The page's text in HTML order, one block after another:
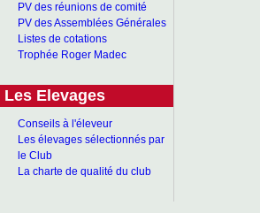
PV des réunions de comité
PV des Assemblées Générales
Listes de cotations
Trophée Roger Madec
Les Elevages
Conseils à l'éleveur
Les élevages sélectionnés par
le Club
La charte de qualité du club